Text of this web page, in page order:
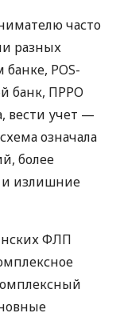
часто
разных
POS-
банк, ПРРО
вести учет —
означала
более
излишние
ФЛП